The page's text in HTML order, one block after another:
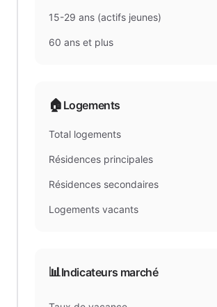
15-29 ans (actifs jeunes)
60 ans et plus
🏠 Logements
Total logements
Résidences principales
Résidences secondaires
Logements vacants
📊Indicateurs marché